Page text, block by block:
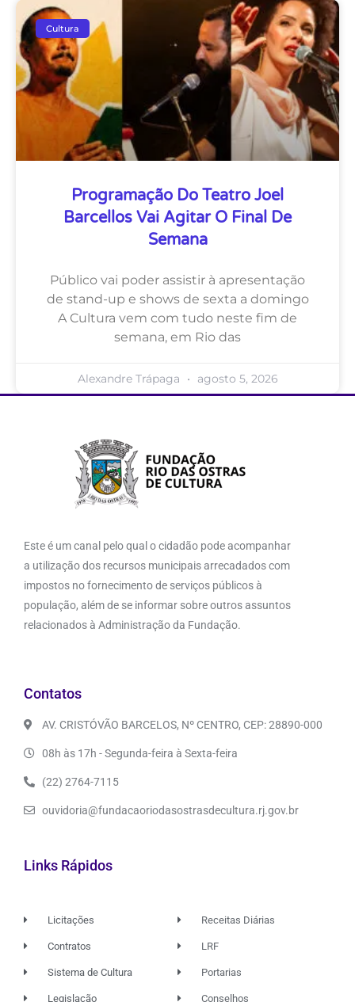
Cultura
Programação Do Teatro Joel
Barcellos Vai Agitar O Final De
Semana
Público vai poder assistir à apresentação
de stand-up e shows de sexta a domingo
A Cultura vem com tudo neste fim de
semana, em Rio das
Alexandre Trápaga agosto 5, 2026
Este é um canal pelo qual o cidadão pode acompanhar
a utilização dos recursos municipais arrecadados com
impostos no fornecimento de serviços públicos à
população, além de se informar sobre outros assuntos
relacionados à Administração da Fundação.
Contatos
AV. CRISTÓVÃO BARCELOS, Nº CENTRO, CEP: 28890-000
08h às 17h - Segunda-feira à Sexta-feira
(22) 2764-7115
ouvidoria@fundacaoriodasostrasdecultura.rj.gov.br
Links Rápidos
Licitações
Contratos
Sistema de Cultura
Legislação
Receitas Diárias
LRF
Portarias
Conselhos